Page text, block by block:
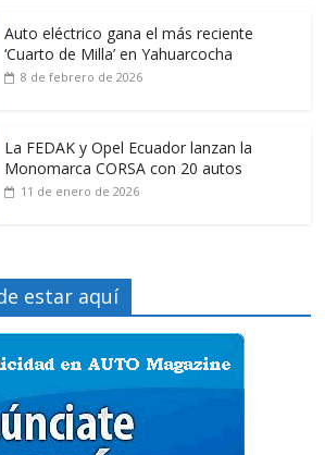
Auto eléctrico gana el más reciente
‘Cuarto de Milla’ en Yahuarcocha
8 de febrero de 2026
La FEDAK y Opel Ecuador lanzan la
Monomarca CORSA con 20 autos
11 de enero de 2026
estar aquí